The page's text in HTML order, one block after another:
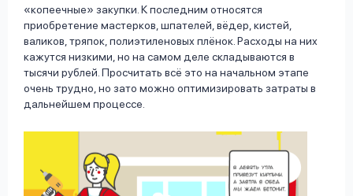
«копеечные» закупки. К последним относятся
приобретение мастерков, шпателей, вёдер, кистей,
валиков, тряпок, полиэтиленовых плёнок. Расходы на них
кажутся низкими, но на самом деле складываются в
тысячи рублей. Просчитать всё это на начальном этапе
очень трудно, но зато можно оптимизировать затраты в
дальнейшем процессе.